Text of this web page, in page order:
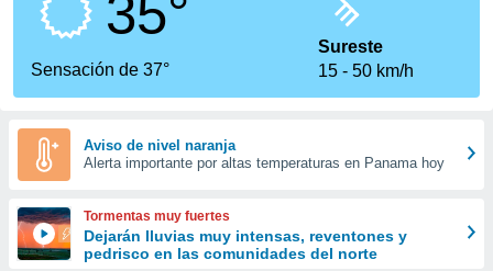
que se
calidad.
a este
las
y
forma
digital
basada
35°
Sensación de 37°
Sureste
15
50 km/h
Aviso de nivel naranja
Alerta importante por altas temperaturas en Panama hoy
Tormentas muy fuertes
Dejarán lluvias muy intensas, reventones y
pedrisco en las comunidades del norte